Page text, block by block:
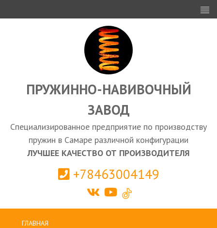
ИНВЕСТОРАМ
ПРОЕКТИРОВАНИЕ
ЭКСПОРТ
ЗАКУПКИ
КАЛЬКУЛЯТОР ПРУЖИН
Самара
ПРУЖИННО-НАВИВОЧНЫЙ
ЗАВОД
Специализированное предприятие по производству
пружин в Самаре различной конфигурации
ЛУЧШЕЕ КАЧЕСТВО ОТ ПРОИЗВОДИТЕЛЯ
+78463004149
ГЛАВНАЯ